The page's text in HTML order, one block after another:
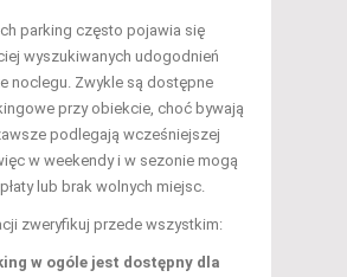
parking często pojawia się
wyszukiwanych udogodnień
noclegu. Zwykle są dostępne
przy obiekcie, choć bywają
podlegają wcześniejszej
w weekendy i w sezonie mogą
lub brak wolnych miejsc.
zweryfikuj przede wszystkim:
w ogóle jest dostępny dla